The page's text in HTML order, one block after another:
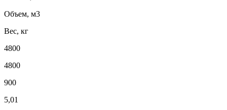
Объем, м3
Вес, кг
4800
4800
900
5,01